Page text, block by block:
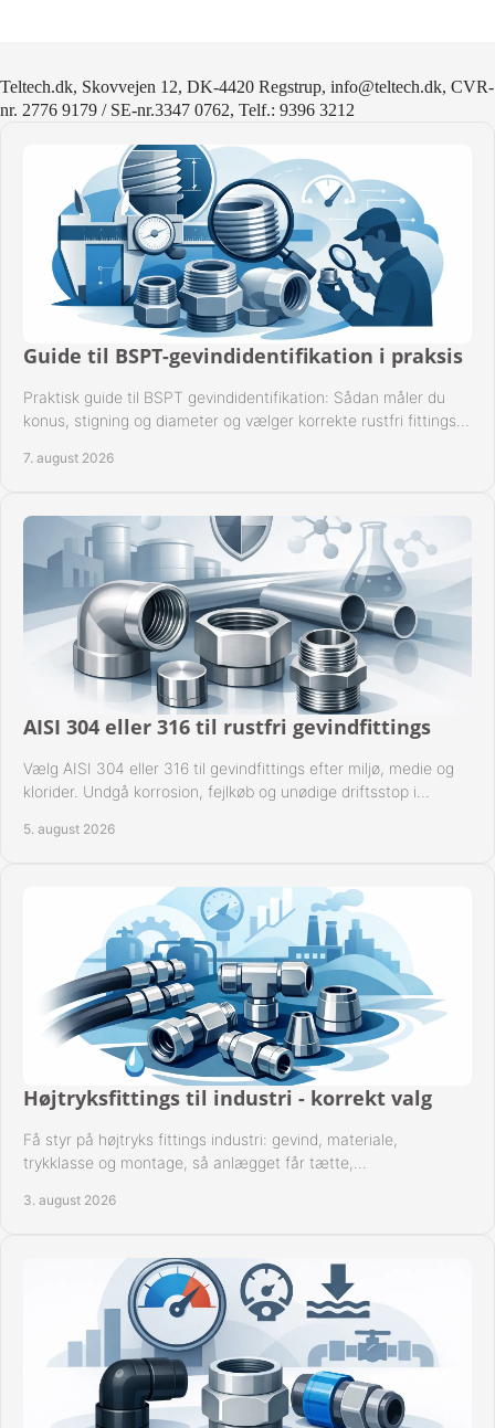
Teltech.dk, Skovvejen 12, DK-4420 Regstrup, info@teltech.dk, CVR-
nr. 2776 9179 / SE-nr.3347 0762, Telf.: 9396 3212
Guide til BSPT-gevindidentifikation i praksis
Praktisk guide til BSPT gevindidentifikation: Sådan måler du
konus, stigning og diameter og vælger korrekte rustfri fittings
7. august 2026
AISI 304 eller 316 til rustfri gevindfittings
Vælg AISI 304 eller 316 til gevindfittings efter miljø, medie og
klorider. Undgå korrosion, fejlkøb og unødige driftsstop i
5. august 2026
Højtryksfittings til industri - korrekt valg
Få styr på højtryks fittings industri: gevind, materiale,
trykklasse og montage, så anlægget får tætte,
3. august 2026